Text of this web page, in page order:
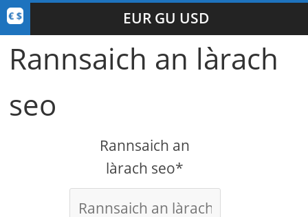
EUR GU USD
Rannsaich an làrach
seo
Rannsaich an
làrach seo*